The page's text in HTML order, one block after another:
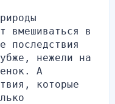
вмешиваться в
последствия
нежели на
А
которые